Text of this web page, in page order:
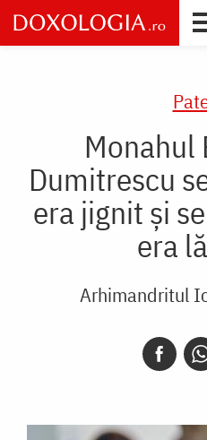
Skip
to
main
Monahul
Dumitrescu
era jignit și
era
Arhimandritul